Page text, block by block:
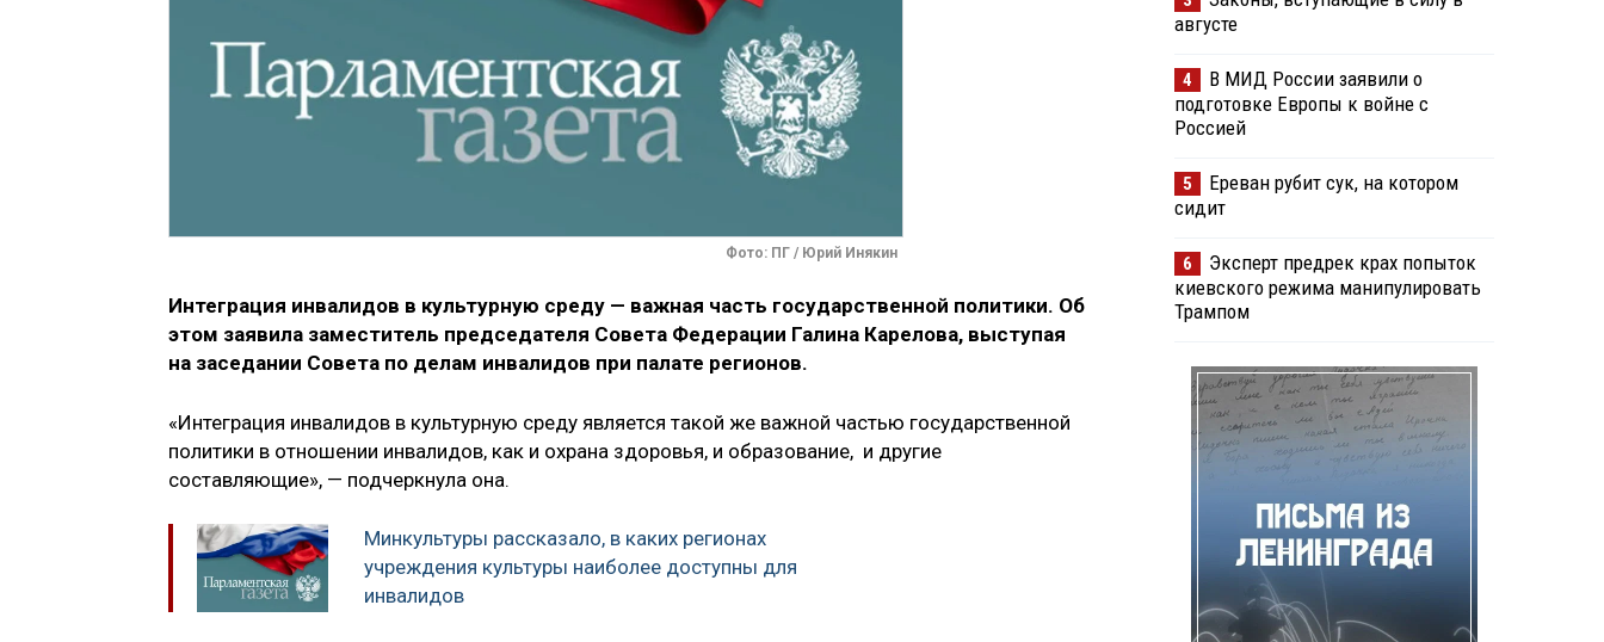
Фото: ПГ / Юрий Инякин
Интеграция инвалидов в культурную среду — важная часть государственной политики. Об
этом заявила заместитель председателя Совета Федерации Галина Карелова, выступая
на заседании Совета по делам инвалидов при палате регионов.
«Интеграция инвалидов в культурную среду является такой же важной частью государственной
политики в отношении инвалидов, как и охрана здоровья, и образование, и другие
составляющие», — подчеркнула она.
Минкультуры рассказало, в каких регионах
учреждения культуры наиболее доступны для
инвалидов
августе
4
В МИД России заявили о
подготовке Европы к войне с
Россией
5
Ереван рубит сук, на котором
сидит
6
Эксперт предрек крах попыток
киевского режима манипулировать
Трампом